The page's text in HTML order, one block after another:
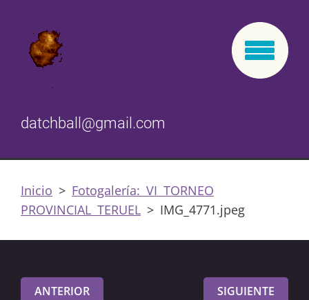
datchball@gmail.com
Inicio > Fotogalería: VI TORNEO
PROVINCIAL TERUEL > IMG_4771.jpeg
ANTERIOR SIGUIENTE